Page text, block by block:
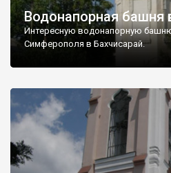
Водонапорная башня
Интересную водонапорную
Симферополя в Бахчисарай.